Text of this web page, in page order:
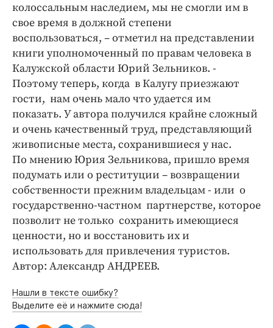
колоссальным наследием, мы не смогли им в
свое время в должной степени
воспользоваться, – отметил на представлении
книги уполномоченный по правам человека в
Калужской области Юрий Зельников. -
Поэтому теперь, когда в Калугу приезжают
гости, нам очень мало что удается им
показать. У автора получился крайне сложный
и очень качественный труд, представляющий
живописные места, сохранившиеся у нас.
По мнению Юрия Зельникова, пришло время
подумать или о реституции – возвращении
собственности прежним владельцам - или о
государственно-частном партнерстве, которое
позволит не только сохранить имеющиеся
ценности, но и восстановить их и
использовать для привлечения туристов.
Автор: Александр АНДРЕЕВ.
Нашли в тексте ошибку?
Выделите её и нажмите сюда!